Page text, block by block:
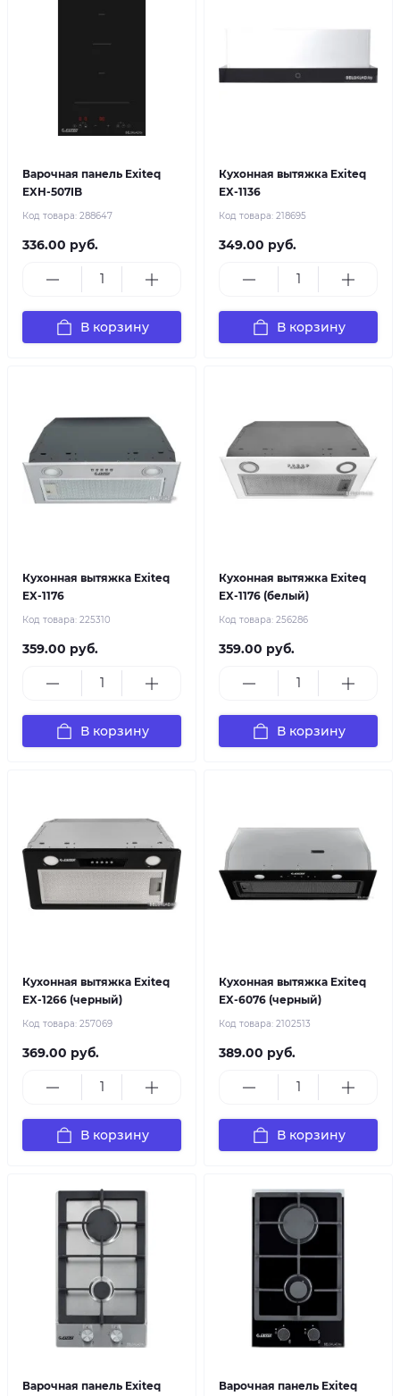
Варочная панель Exiteq
EXH-507IB
Код товара: 288647
336.00 руб.
В корзину
Кухонная вытяжка Exiteq
EX-1136
Код товара: 218695
349.00 руб.
В корзину
Кухонная вытяжка Exiteq
EX-1176
Код товара: 225310
359.00 руб.
В корзину
Кухонная вытяжка Exiteq
EX-1176 (белый)
Код товара: 256286
359.00 руб.
В корзину
Кухонная вытяжка Exiteq
EX-1266 (черный)
Код товара: 257069
369.00 руб.
В корзину
Кухонная вытяжка Exiteq
EX-6076 (черный)
Код товара: 2102513
389.00 руб.
В корзину
Варочная панель Exiteq
Варочная панель Exiteq